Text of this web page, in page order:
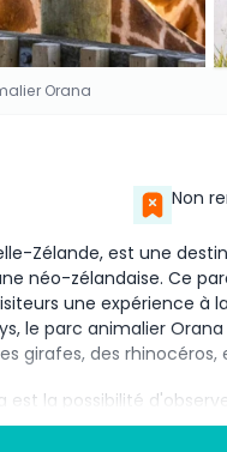
Orana
Non
Zélande, est une
néo-zélandaise. Ce
une expérience à
le parc animalier
girafes, des rhinocéros,
la possibilité
et de nombreux